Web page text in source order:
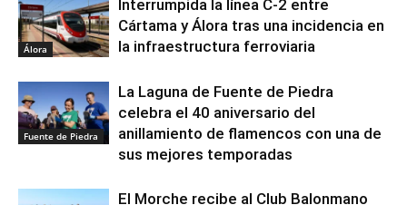
Álora
Interrumpida la línea C-2 entre
Cártama y Álora tras una incidencia en
la infraestructura ferroviaria
Fuente de Piedra
La Laguna de Fuente de Piedra
celebra el 40 aniversario del
anillamiento de flamencos con una de
sus mejores temporadas
El Morche recibe al Club Balonmano